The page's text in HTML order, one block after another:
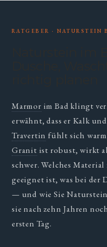
RATGEBER · NATURSTEIN
Marmor im Bad klingt
erwähnt, dass er Kalk
Travertin fühlt sich warm
Granit ist robust, wirkt
schwer. Welches
geeignet ist, was bei
— und wie Sie
sie nach zehn Jahren
ersten Tag.